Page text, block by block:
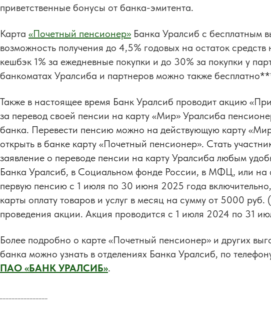
приветственные бонусы от банка-эмитента.
Карта «Почетный пенсионер» Банка Уралсиб с бесплатным
возможность получения до 4,5% годовых на остаток
кешбэк 1% за ежедневные покупки и до 30% за покупки у
банкоматах Уралсиба и партнеров можно также
Также в настоящее время Банк Уралсиб проводит акцию
за перевод своей пенсии на карту «Мир» Уралсиба
банка. Перевести пенсию можно на действующую карту
открыть в банке карту «Почетный пенсионер». Стать
заявление о переводе пенсии на карту Уралсиба любым
Банка Уралсиб, в Социальном фонде России, в МФЦ, или на
первую пенсию с 1 июля по 30 июня 2025 года
карты оплату товаров и услуг в месяц на сумму от 5000 руб.
проведения акции. Акция проводится с 1 июля 2024 по 31
Более подробно о карте «Почетный пенсионер» и других
банка можно узнать в отделениях Банка Уралсиб, по
ПАО «БАНК УРАЛСИБ».